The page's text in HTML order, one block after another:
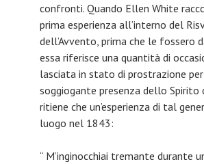
confronti. Quando Ellen White
prima esperienza all’interno del
dell’Avvento, prima che le fossero
essa riferisce una quantità di
lasciata in stato di prostrazione
soggiogante presenza dello Spirito
ritiene che un’esperienza di tal
luogo nel 1843:
“ M’inginocchiai tremante durante